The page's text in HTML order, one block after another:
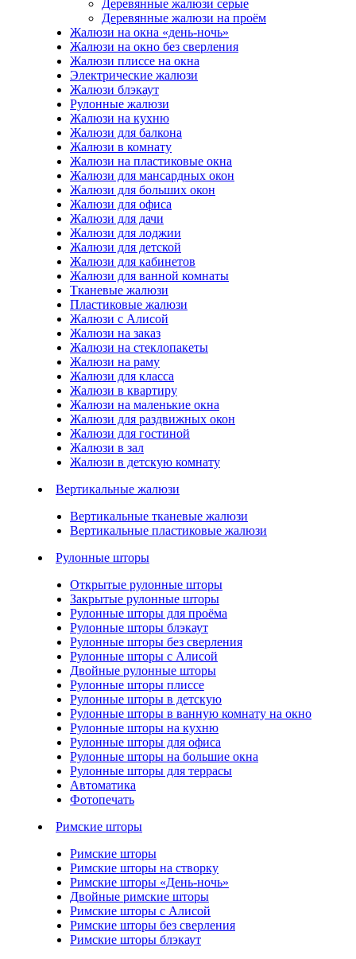
Деревянные жалюзи серые
Деревянные жалюзи на проём
Жалюзи на окна «день-ночь»
Жалюзи на окно без сверления
Жалюзи плиссе на окна
Электрические жалюзи
Жалюзи блэкаут
Рулонные жалюзи
Жалюзи на кухню
Жалюзи для балкона
Жалюзи в комнату
Жалюзи на пластиковые окна
Жалюзи для мансардных окон
Жалюзи для больших окон
Жалюзи для офиса
Жалюзи для дачи
Жалюзи для лоджии
Жалюзи для детской
Жалюзи для кабинетов
Жалюзи для ванной комнаты
Тканевые жалюзи
Пластиковые жалюзи
Жалюзи с Алисой
Жалюзи на заказ
Жалюзи на стеклопакеты
Жалюзи на раму
Жалюзи для класса
Жалюзи в квартиру
Жалюзи на маленькие окна
Жалюзи для раздвижных окон
Жалюзи для гостиной
Жалюзи в зал
Жалюзи в детскую комнату
Вертикальные жалюзи
Вертикальные тканевые жалюзи
Вертикальные пластиковые жалюзи
Рулонные шторы
Открытые рулонные шторы
Закрытые рулонные шторы
Рулонные шторы для проёма
Рулонные шторы блэкаут
Рулонные шторы без сверления
Рулонные шторы с Алисой
Двойные рулонные шторы
Рулонные шторы плиссе
Рулонные шторы в детскую
Рулонные шторы в ванную комнату на окно
Рулонные шторы на кухню
Рулонные шторы для офиса
Рулонные шторы на большие окна
Рулонные шторы для террасы
Автоматика
Фотопечать
Римские шторы
Римские шторы
Римские шторы на створку
Римские шторы «День-ночь»
Двойные римские шторы
Римские шторы с Алисой
Римские шторы без сверления
Римские шторы блэкаут